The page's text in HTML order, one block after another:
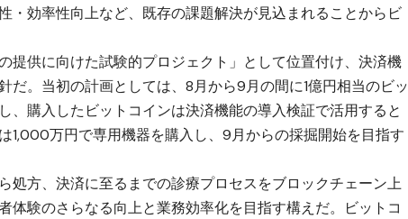
・効率性向上など、既存の課題解決が見込まれることからビ
提供に向けた試験的プロジェクト」として位置付け、決済機
だ。当初の計画としては、8月から9月の間に1億円相当のビッ
、購入したビットコインは決済機能の導入検証で活用すると
1,000万円で専用機器を購入し、9月からの採掘開始を目指す
処方、決済に至るまでの診療プロセスをブロックチェーン上
体験のさらなる向上と業務効率化を目指す構えだ。ビットコ